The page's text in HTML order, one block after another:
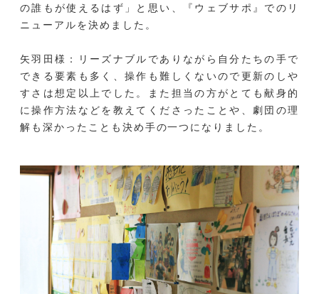
の誰もが使えるはず」と思い、『ウェブサポ』でのリ
ニューアルを決めました。
矢羽田様：リーズナブルでありながら自分たちの手で
できる要素も多く、操作も難しくないので更新のしや
すさは想定以上でした。また担当の方がとても献身的
に操作方法などを教えてくださったことや、劇団の理
解も深かったことも決め手の一つになりました。